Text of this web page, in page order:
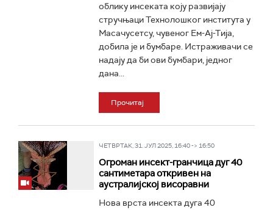
облику инсеката коју развијају
стручњаци Технолошког института у
Масачусетсу, чувеног Ем-Ај-Тија,
добила је и бумбаре. Истраживачи се
надају да би ови бумбари, једног
дана...
Прочитај
ЧЕТВРТАК, 31. ЈУЛ 2025, 16:40 -> 16:50
Огроман инсект-гранчица дуг 40
сантиметара откривен на
аустралијској висоравни
Нова врста инсекта дуга 40